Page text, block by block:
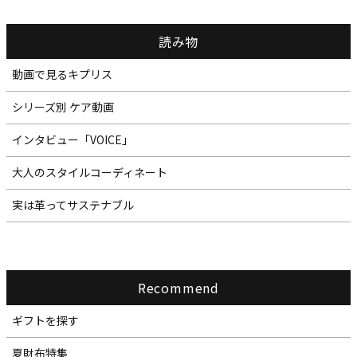
読み物
動画で見るキプリス
シリーズ別 ケア動画
インタビュー「VOICE」
大人のスタイルコーディネート
実は革ってサステナブル
Recommend
ギフトを探す
夏財布特集